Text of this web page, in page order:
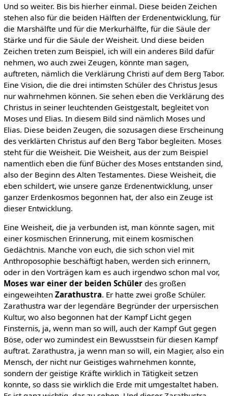
Und so weiter. Bis bis hierher einmal. Diese beiden Zeichen
stehen also für die beiden Hälften der Erdenentwicklung, für
die Marshälfte und für die Merkurhälfte, für die Säule der
Stärke und für die Säule der Weisheit. Und diese beiden
Zeichen treten zum Beispiel, ich will ein anderes Bild dafür
nehmen, wo auch zwei Zeugen, könnte man sagen,
auftreten, nämlich die Verklärung Christi auf dem Berg Tabor.
Eine Vision, die die drei intimsten Schüler des Christus Jesus
nur wahrnehmen können. Sie sehen eben die Verklärung des
Christus in seiner leuchtenden Geistgestalt, begleitet von
Moses und Elias. In diesem Bild sind nämlich Moses und
Elias. Diese beiden Zeugen, die sozusagen diese Erscheinung
des verklärten Christus auf den Berg Tabor begleiten. Moses
steht für die Weisheit. Die Weisheit, aus der zum Beispiel
namentlich eben die fünf Bücher des Moses entstanden sind,
also der Beginn des Alten Testamentes. Diese Weisheit, die
eben schildert, wie unsere ganze Erdenentwicklung, unser
ganzer Erdenkosmos begonnen hat, der also ein Zeuge ist
dieser Entwicklung.
Eine Weisheit, die ja verbunden ist, man könnte sagen, mit
einer kosmischen Erinnerung, mit einem kosmischen
Gedächtnis. Manche von euch, die sich schon viel mit
Anthroposophie beschäftigt haben, werden sich erinnern,
oder in den Vorträgen kam es auch irgendwo schon mal vor,
Moses war einer der beiden Schülerdes großen
eingeweihten Zarathustra. Er hatte zwei große Schüler.
Zarathustra war der legendäre Begründer der urpersischen
Kultur, wo also begonnen hat der Kampf Licht gegen
Finsternis, ja, wenn man so will, auch der Kampf Gut gegen
Böse, oder wo zumindest ein Bewusstsein für diesen Kampf
auftrat. Zarathustra, ja wenn man so will, ein Magier, also ein
Mensch, der nicht nur Geistiges wahrnehmen konnte,
sondern der geistige Kräfte wirklich in Tätigkeit setzen
konnte, so dass sie wirklich die Erde mit umgestaltet haben.